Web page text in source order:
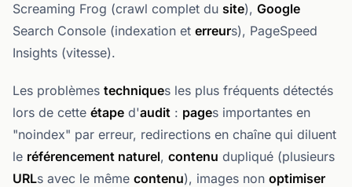
Screaming Frog (crawl complet du site), Google
Search Console (indexation et erreurs), PageSpeed
Insights (vitesse).
Les problèmes techniques les plus fréquents détectés
lors de cette étape d'audit : pages importantes en
"noindex" par erreur, redirections en chaîne qui diluent
le référencement naturel, contenu dupliqué (plusieurs
URLs avec le même contenu), images non optimiser